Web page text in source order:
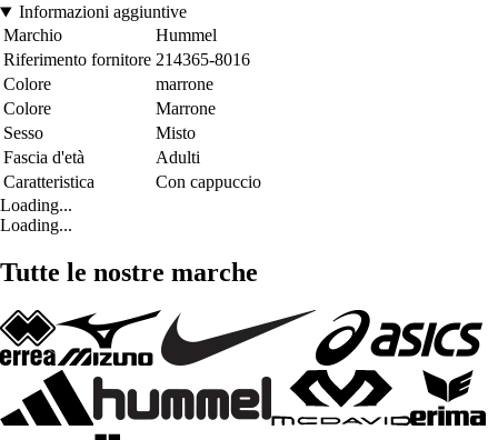
Informazioni aggiuntive
Marchio
Hummel
Riferimento fornitore 214365-8016
Colore
marrone
Colore
Marrone
Sesso
Misto
Fascia d'età
Adulti
Caratteristica
Con cappuccio
Loading...
Loading...
Tutte le nostre marche